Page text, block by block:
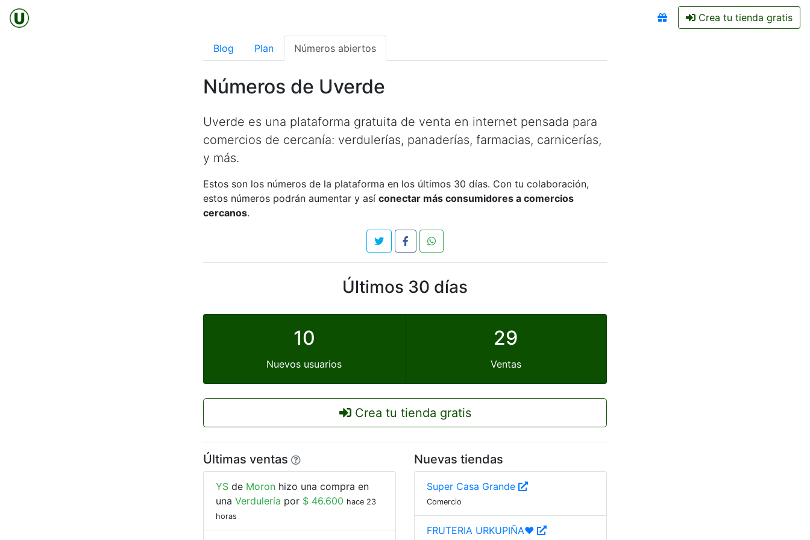
Crea tu tienda gratis
Blog Plan Números abiertos
Números de Uverde
Uverde es una plataforma gratuita de venta en internet pensada para
comercios de cercanía: verdulerías, panaderías, farmacias, carnicerías,
y más.
Estos son los números de la plataforma en los últimos 30 días. Con tu colaboración,
estos números podrán aumentar y así conectar más consumidores a comercios
cercanos.
Últimos 30 días
10
Nuevos usuarios
29
Ventas
Crea tu tienda gratis
Últimas ventas
YS de Moron hizo una compra en
una Verdulería por $ 46.600 hace 23
horas
Nuevas tiendas
Super Casa Grande
Comercio
FRUTERIA URKUPIÑA❤️